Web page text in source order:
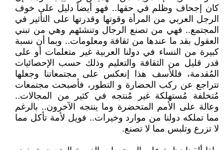
كان إجحاف وظلم في حقها.. فهو أيضاً دليل على خوف
الرجل العربي من المرأة وقوتها وقدرتها على التأثير في
المجتمع.. فهي من تصنع الرجال وتنشئهم وهي من تبني
العقول بقد ما عندها من ثقافة ومعلومات.. وبما أن نسبة
كبيرة من النساء في دولنا العربية غير متعلمات أو على
قدر قليل من الثقافة والتعليم وذلك حسب الإحصائيات
المُقدمة، فللأسف هذا إنعكس على مجتمعاتنا وجعلها
تتراجع عن ركب الحضارة و التطور، فأصبحت مجتمعات
مُتخلفة مُستهلكة غير مُنتجه في كثير من المجالات..
وعالة على الأمم المتحضرة وما ينتجه الآخرون.. بالرغم
مما تملكه دولنا من موارد وخيرات.. فويل لأمة تأكل مما
لا تزرع وتلبس مما لا تصنع.